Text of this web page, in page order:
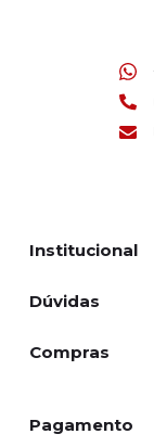
Institucional
Dúvidas
Compras
Pagamento